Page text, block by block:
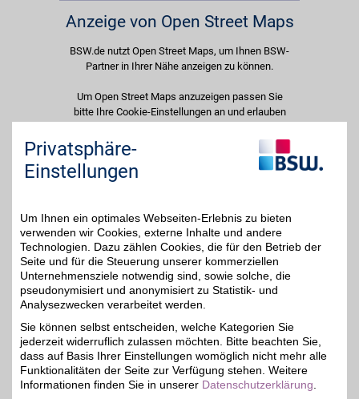
Anzeige von Open Street Maps
BSW.de nutzt Open Street Maps, um Ihnen BSW-
Partner in Ihrer Nähe anzeigen zu können.
Um Open Street Maps anzuzeigen passen Sie
bitte Ihre Cookie-Einstellungen an und erlauben
jederzeit über die Cookie-Einstellungen im
unteren Seitenbereich ändern.
Adresse
Ruhrstr. 5
Rems Park
71332Waiblingen
Telefon0 71 51 / 5 40 86
Privatsphäre-
Einstellungen
Um Ihnen ein optimales Webseiten-Erlebnis zu bieten
verwenden wir Cookies, externe Inhalte und andere
Technologien. Dazu zählen Cookies, die für den Betrieb der
Seite und für die Steuerung unserer kommerziellen
Unternehmensziele notwendig sind, sowie solche, die
pseudonymisiert und anonymisiert zu Statistik- und
Analysezwecken verarbeitet werden.
Sie können selbst entscheiden, welche Kategorien Sie
jederzeit widerruflich zulassen möchten. Bitte beachten Sie,
dass auf Basis Ihrer Einstellungen womöglich nicht mehr alle
Funktionalitäten der Seite zur Verfügung stehen. Weitere
Informationen finden Sie in unserer Datenschutzerklärung